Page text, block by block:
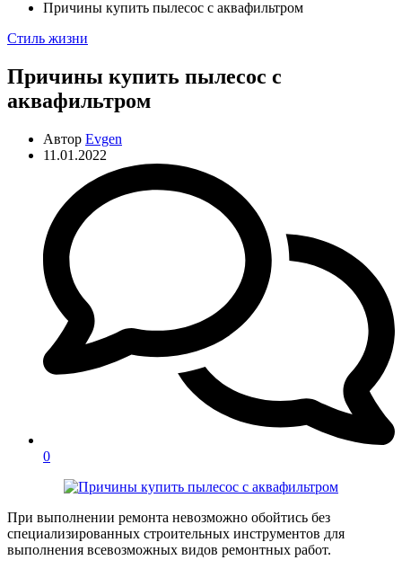
Причины купить пылесос с аквафильтром
Рубрики
Стиль жизни
Причины купить пылесос с
аквафильтром
Автор Evgen
11.01.2022
0
При выполнении ремонта невозможно обойтись без
специализированных строительных инструментов для
выполнения всевозможных видов ремонтных работ.